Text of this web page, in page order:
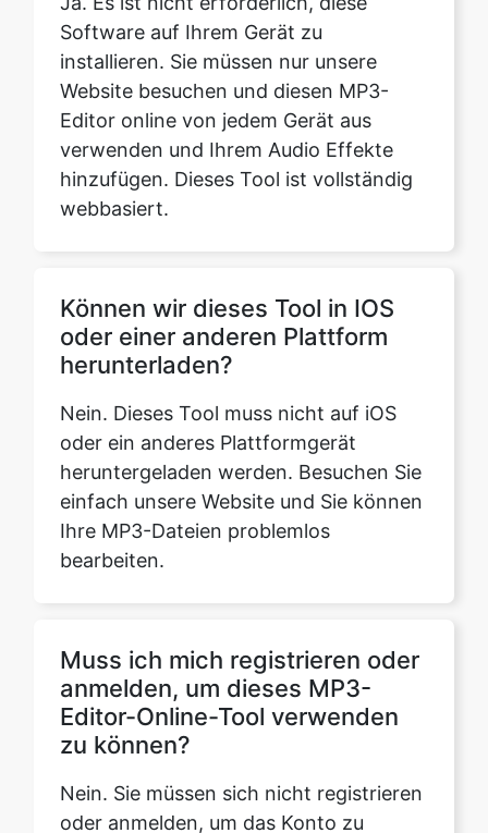
Editor online von jedem Gerät aus
verwenden und Ihrem Audio Effekte
hinzufügen. Dieses Tool ist vollständig
webbasiert.
Können wir dieses Tool in IOS
Nein. Dieses Tool muss nicht auf iOS
oder ein anderes Plattformgerät
heruntergeladen werden. Besuchen Sie
einfach unsere Website und Sie können
Ihre MP3-Dateien problemlos
bearbeiten.
Muss ich mich registrieren oder
zu können?
Nein. Sie müssen sich nicht registrieren
oder anmelden, um das Konto zu
verwenden. Dieses Tool ist vollständig
webbasiert. Sie müssen also nur die
Datei von Ihrem Gerät hochladen und